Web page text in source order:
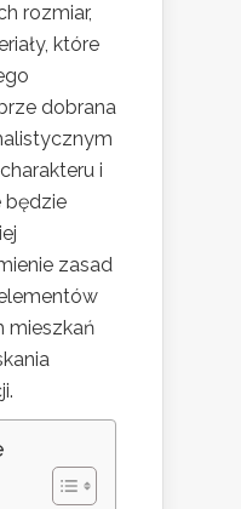
rozmiar,
które
dobrana
i
będzie
zasad
mieszkań